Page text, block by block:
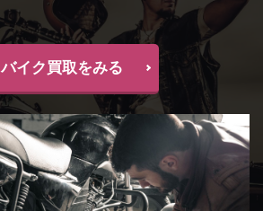
バイク買取をみる